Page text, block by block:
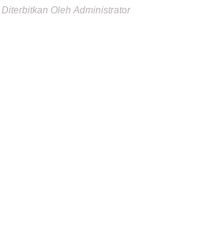
Diterbitkan Oleh Administrator